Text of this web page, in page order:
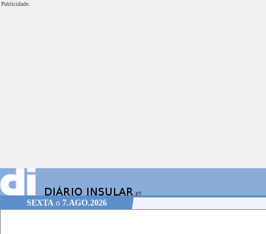
Publicidade.
SEXTA o 7.AGO.2026